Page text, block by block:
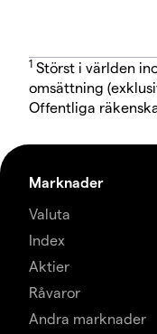
1 Störst i världen
omsättning
Offentliga
Marknader
Valuta
Index
Aktier
Råvaror
Andra marknader